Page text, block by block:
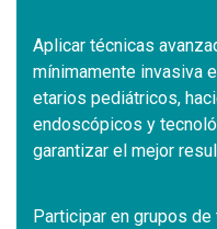
Aplicar técnicas
mínimamente invasiva
etarios pediátricos,
endoscópicos y
garantizar el mejor
Participar en grupos